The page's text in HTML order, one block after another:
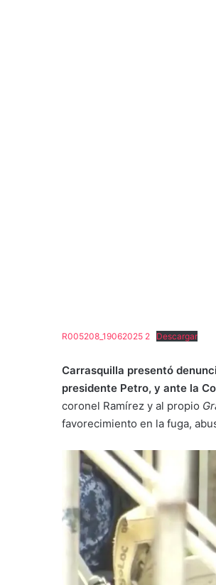
R005208_19062025 2 Descargar
Carrasquilla presentó
presidente Petro, y ante la
coronel Ramírez y al propio
favorecimiento en la fuga,